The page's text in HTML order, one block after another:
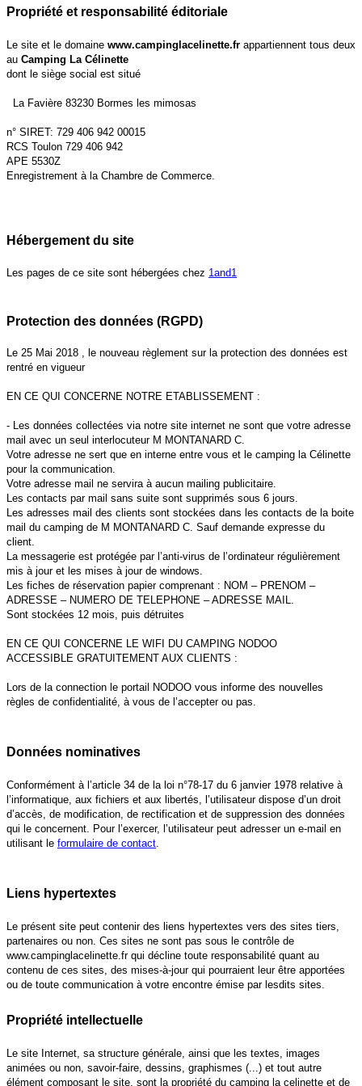
Propriété et responsabilité éditoriale
Le site et le domaine www.campinglacelinette.fr appartiennent tous deux
au Camping La Célinette
dont le siège social est situé
La Favière 83230 Bormes les mimosas
n° SIRET: 729 406 942 00015
RCS Toulon 729 406 942
APE 5530Z
Enregistrement à la Chambre de Commerce.
Hébergement du site
Les pages de ce site sont hébergées chez 1and1
Protection des données (RGPD)
Le 25 Mai 2018 , le nouveau règlement sur la protection des données est
rentré en vigueur
EN CE QUI CONCERNE NOTRE ETABLISSEMENT :
- Les données collectées via notre site internet ne sont que votre adresse
mail avec un seul interlocuteur M MONTANARD C.
Votre adresse ne sert que en interne entre vous et le camping la Célinette
pour la communication.
Votre adresse mail ne servira à aucun mailing publicitaire.
Les contacts par mail sans suite sont supprimés sous 6 jours.
Les adresses mail des clients sont stockées dans les contacts de la boite
mail du camping de M MONTANARD C. Sauf demande expresse du
client.
La messagerie est protégée par l’anti-virus de l’ordinateur régulièrement
mis à jour et les mises à jour de windows.
Les fiches de réservation papier comprenant : NOM – PRENOM –
ADRESSE – NUMERO DE TELEPHONE – ADRESSE MAIL.
Sont stockées 12 mois, puis détruites
EN CE QUI CONCERNE LE WIFI DU CAMPING NODOO
ACCESSIBLE GRATUITEMENT AUX CLIENTS :
Lors de la connection le portail NODOO vous informe des nouvelles
règles de confidentialité, à vous de l’accepter ou pas.
Données nominatives
Conformément à l’article 34 de la loi n°78-17 du 6 janvier 1978 relative à
l’informatique, aux fichiers et aux libertés, l’utilisateur dispose d’un droit
d’accès, de modification, de rectification et de suppression des données
qui le concernent. Pour l’exercer, l’utilisateur peut adresser un e-mail en
utilisant le formulaire de contact.
Liens hypertextes
Le présent site peut contenir des liens hypertextes vers des sites tiers,
partenaires ou non. Ces sites ne sont pas sous le contrôle de
www.campinglacelinette.fr qui décline toute responsabilité quant au
contenu de ces sites, des mises-à-jour qui pourraient leur être apportées
ou de toute communication à votre encontre émise par lesdits sites.
Propriété intellectuelle
Le site Internet, sa structure générale, ainsi que les textes, images
animées ou non, savoir-faire, dessins, graphismes (...) et tout autre
élément composant le site, sont la propriété du camping la celinette et de